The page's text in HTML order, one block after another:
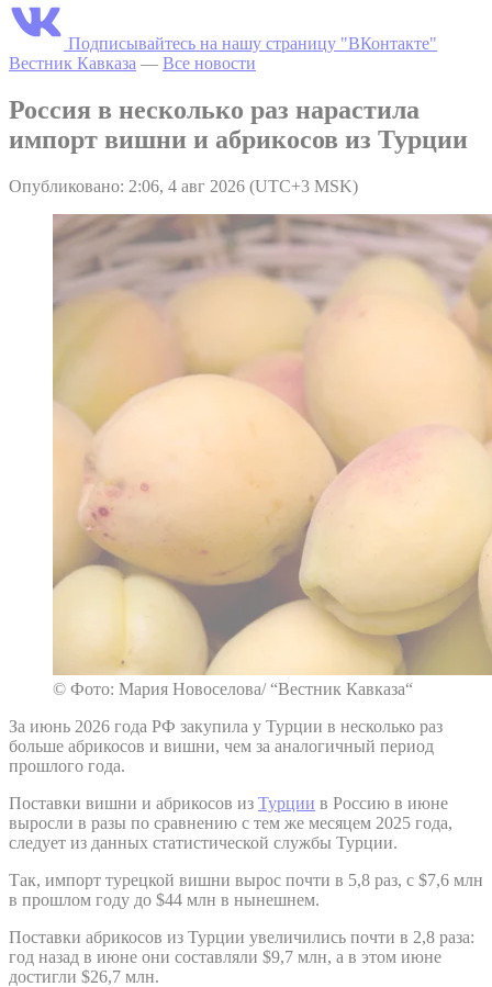
Подписывайтесь на нашу страницу "ВКонтакте"
Вестник Кавказа — Все новости
Россия в несколько раз нарастила
импорт вишни и абрикосов из Турции
Опубликовано: 2:06, 4 авг 2026 (UTC+3 MSK)
© Фото: Мария Новоселова/ “Вестник Кавказа“
За июнь 2026 года РФ закупила у Турции в несколько раз
больше абрикосов и вишни, чем за аналогичный период
прошлого года.
Поставки вишни и абрикосов из Турции в Россию в июне
выросли в разы по сравнению с тем же месяцем 2025 года,
следует из данных статистической службы Турции.
Так, импорт турецкой вишни вырос почти в 5,8 раз, с $7,6 млн
в прошлом году до $44 млн в нынешнем.
Поставки абрикосов из Турции увеличились почти в 2,8 раза:
год назад в июне они составляли $9,7 млн, а в этом июне
достигли $26,7 млн.